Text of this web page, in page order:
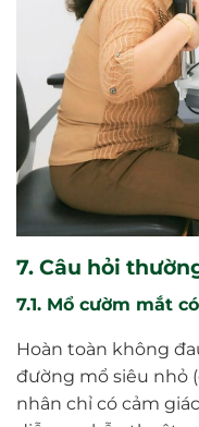
7. Câu hỏi
7.1. Mổ cườm mắt
Hoàn toàn không
đường mổ siêu nhỏ
nhân chỉ có cảm